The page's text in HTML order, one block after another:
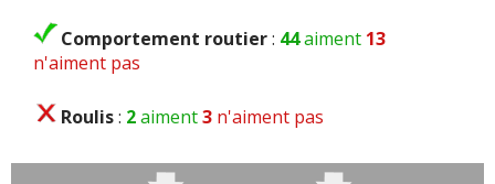
Comportement routier: 44aiment 13
n'aiment pas
Roulis: 2aiment3 n'aiment pas
Précision direction:5n'aiment pas